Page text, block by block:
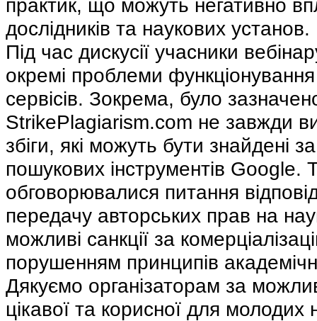
практик, що можуть негативно
дослідників та наукових установ.
Під час дискусії учасники
окремі проблеми функціонування
сервісів. Зокрема, було
StrikePlagiarism.com не завжди
збіги, які можуть бути знайдені
пошукових інструментів Google.
обговорювалися питання
передачу авторських прав на
можливі санкції за
порушенням принципів
Дякуємо організаторам за
цікавої та корисної для молодих